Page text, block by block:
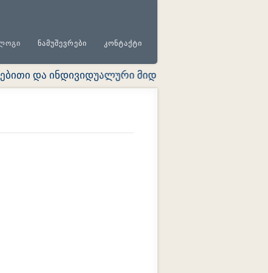
ᲜᲐᲛᲣᲨᲔᲕᲠᲔᲑᲘ ᲙᲝᲜᲢᲐᲥᲢᲘ
და ინდივიდუალური მიდგომა ყოველ